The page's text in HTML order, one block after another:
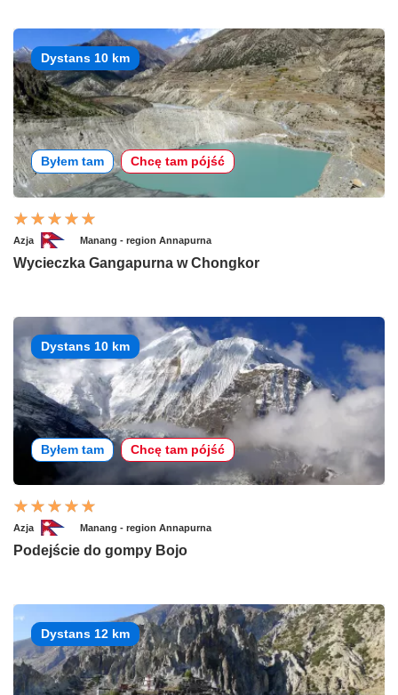
Dystans 10 km
Byłem tam Chcę tam pójść
Azja Manang - region Annapurna
Wycieczka Gangapurna w Chongkor
Dystans 10 km
Byłem tam Chcę tam pójść
Azja Manang - region Annapurna
Podejście do gompy Bojo
Dystans 12 km